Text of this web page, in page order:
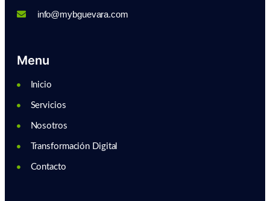
info@mybguevara.com
Menu
Inicio
Servicios
Nosotros
Transformación Digital
Contacto